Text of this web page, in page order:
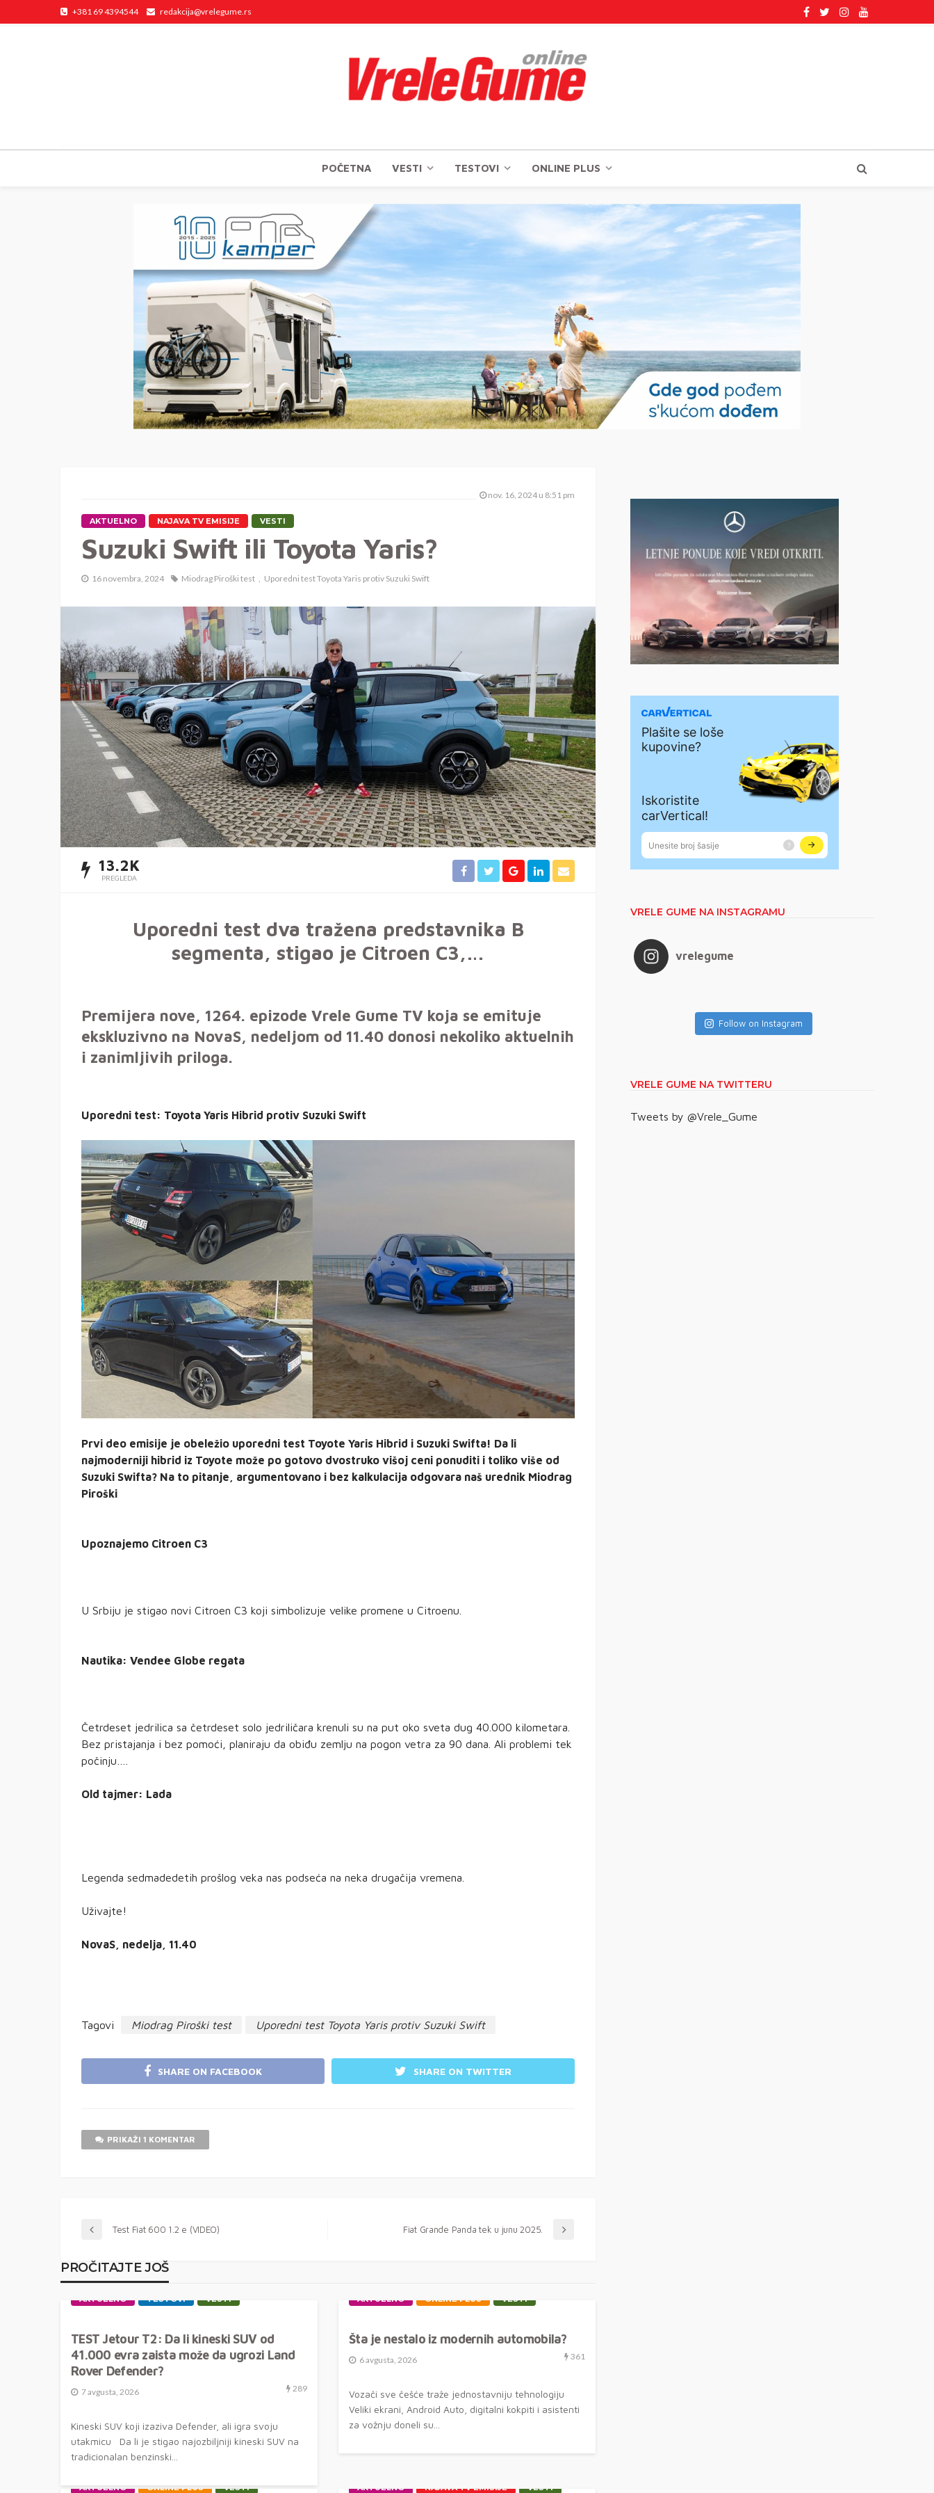
+381 69 4394544 redakcija@vrelegume.rs
POČETNA VESTI TESTOVI ONLINE PLUS
nov. 16, 2024 u 8:51 pm
AKTUELNO NAJAVA TV EMISIJE VESTI
Suzuki Swift ili Toyota Yaris?
16 novembra, 2024 Miodrag Piroški test Uporedni test Toyota Yaris protiv Suzuki Swift
13.2K
PREGLEDA
Uporedni test dva tražena predstavnika B
segmenta, stigao je Citroen C3,…
Premijera nove, 1264. epizode Vrele Gume TV koja se emituje
ekskluzivno na NovaS, nedeljom od 11.40 donosi nekoliko aktuelnih
i zanimljivih priloga.
Uporedni test: Toyota Yaris Hibrid protiv Suzuki Swift
Prvi deo emisije je obeležio uporedni test Toyote Yaris Hibrid i Suzuki Swifta! Da li
najmoderniji hibrid iz Toyote može po gotovo dvostruko višoj ceni ponuditi i toliko više od
Suzuki Swifta? Na to pitanje, argumentovano i bez kalkulacija odgovara naš urednik Miodrag
Piroški
Upoznajemo Citroen C3
U Srbiju je stigao novi Citroen C3 koji simbolizuje velike promene u Citroenu.
Nautika: Vendee Globe regata
Četrdeset jedrilica sa četrdeset solo jedriličara krenuli su na put oko sveta dug 40.000 kilometara.
Bez pristajanja i bez pomoći, planiraju da obiđu zemlju na pogon vetra za 90 dana. Ali problemi tek
počinju….
Old tajmer: Lada
Legenda sedmadedetih prošlog veka nas podseća na neka drugačija vremena.
Uživajte!
NovaS, nedelja, 11.40
Tagovi Miodrag Piroški test Uporedni test Toyota Yaris protiv Suzuki Swift
SHARE ON FACEBOOK SHARE ON TWITTER
PRIKAŽI 1 KOMENTAR
Test Fiat 600 1.2 e (VIDEO) Fiat Grande Panda tek u junu 2025.
PROČITAJTE JOŠ
AKTUELNO TESTOVI VESTI
TEST Jetour T2: Da li kineski SUV od
41.000 evra zaista može da ugrozi Land
Rover Defender?
7 avgusta, 2026 289
Kineski SUV koji izaziva Defender, ali igra svoju
utakmicu Da li je stigao najozbiljniji kineski SUV na
tradicionalan benzinski...
AKTUELNO ONLINE PLUS VESTI
Šta je nestalo iz modernih automobila?
6 avgusta, 2026 361
Vozači sve češće traže jednostavniju tehnologiju
Veliki ekrani, Android Auto, digitalni kokpiti i asistenti
za vožnju doneli su...
AKTUELNO ONLINE PLUS VESTI AKTUELNO NAJAVA TV EMISIJE VESTI
VRELE GUME NA INSTAGRAMU
vrelegume
Follow on Instagram
VRELE GUME NA TWITTERU
Tweets by @Vrele_Gume